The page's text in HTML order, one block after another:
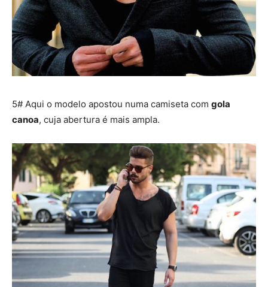
5# Aqui o modelo apostou numa camiseta com gola
canoa, cuja abertura é mais ampla.